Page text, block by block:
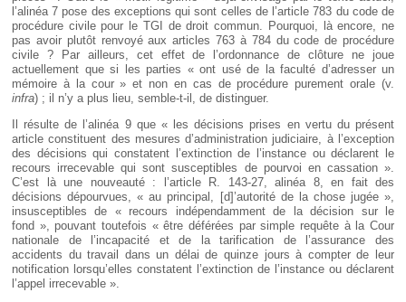
l’alinéa 7 pose des exceptions qui sont celles de l’article 783 du code de
procédure civile pour le TGI de droit commun. Pourquoi, là encore, ne
pas avoir plutôt renvoyé aux articles 763 à 784 du code de procédure
civile ? Par ailleurs, cet effet de l’ordonnance de clôture ne joue
actuellement que si les parties « ont usé de la faculté d’adresser un
mémoire à la cour » et non en cas de procédure purement orale (v.
infra) ; il n’y a plus lieu, semble-t-il, de distinguer.
Il résulte de l’alinéa 9 que « les décisions prises en vertu du présent
article constituent des mesures d’administration judiciaire, à l’exception
des décisions qui constatent l’extinction de l’instance ou déclarent le
recours irrecevable qui sont susceptibles de pourvoi en cassation ».
C’est là une nouveauté : l’article R. 143-27, alinéa 8, en fait des
décisions dépourvues, « au principal, [d]’autorité de la chose jugée »,
insusceptibles de « recours indépendamment de la décision sur le
fond », pouvant toutefois « être déférées par simple requête à la Cour
nationale de l’incapacité et de la tarification de l’assurance des
accidents du travail dans un délai de quinze jours à compter de leur
notification lorsqu’elles constatent l’extinction de l’instance ou déclarent
l’appel irrecevable ».